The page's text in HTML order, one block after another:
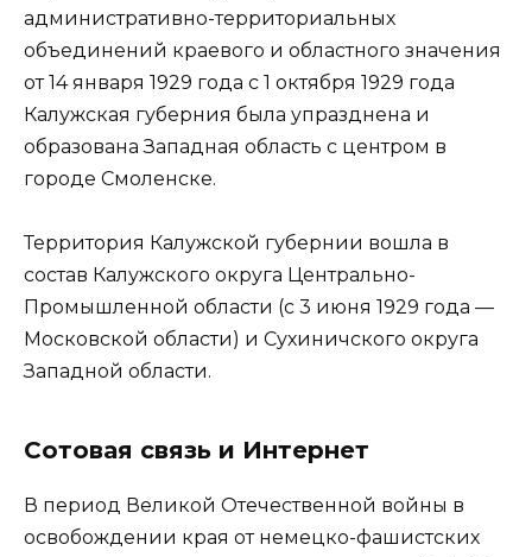
административно-территориальных
объединений краевого и областного значения
от 14 января 1929 года с 1 октября 1929 года
Калужская губерния была упразднена и
образована Западная область с центром в
городе Смоленске.
Территория Калужской губернии вошла в
состав Калужского округа Центрально-
Промышленной области (с 3 июня 1929 года —
Московской области) и Сухиничского округа
Западной области.
Сотовая связь и Интернет
В период Великой Отечественной войны в
освобождении края от немецко-фашистских